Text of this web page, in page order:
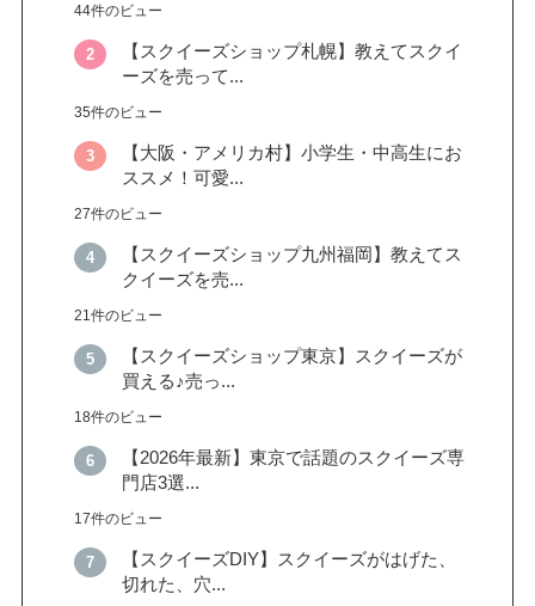
44件のビュー
【スクイーズショップ札幌】教えてスクイ
ーズを売って...
35件のビュー
【大阪・アメリカ村】小学生・中高生にお
ススメ！可愛...
27件のビュー
【スクイーズショップ九州福岡】教えてス
クイーズを売...
21件のビュー
【スクイーズショップ東京】スクイーズが
買える♪売っ...
18件のビュー
【2026年最新】東京で話題のスクイーズ専
門店3選...
17件のビュー
【スクイーズDIY】スクイーズがはげた、
切れた、穴...